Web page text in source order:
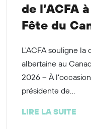
de l’ACFA
Fête du
L'ACFA souligne
albertaine au
2026 – À
présidente de...
LIRE LA SUITE